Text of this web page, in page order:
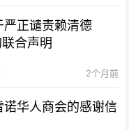
严正谴责赖清德
联合声明
2个月前
诺华人商会的感谢信